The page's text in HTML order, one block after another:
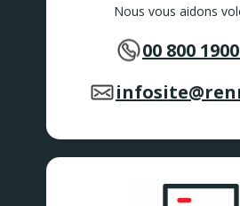
Nous vous aidons
00 800